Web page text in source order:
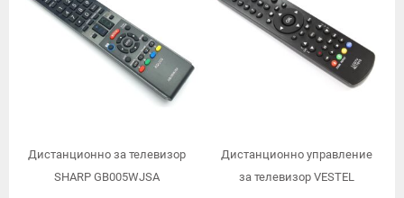
Дистанционно за телевизор
SHARP GB005WJSA
Дистанционно управление
за телевизор VESTEL